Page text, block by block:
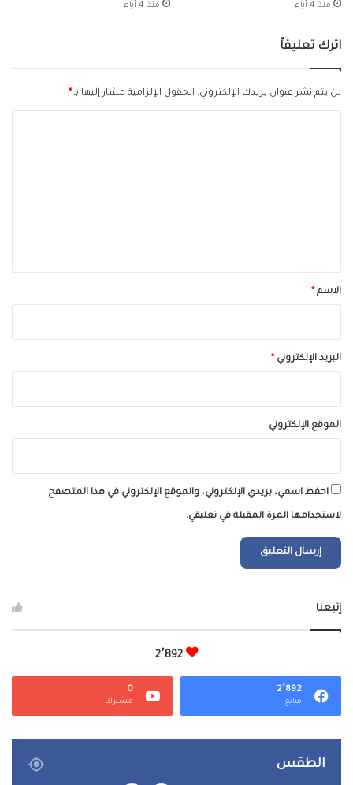
منذ 4 أيام منذ 4 أيام
اترك تعليقاً
لن يتم نشر عنوان بريدك الإلكتروني. الحقول الإلزامية مشار إليها بـ*
*الاسم*
البريد الإلكتروني*
الموقع الإلكتروني
احفظ اسمي، بريدي الإلكتروني، والموقع الإلكتروني في هذا المتصفح
لاستخدامها المرة المقبلة في تعليقي.
إتبعنا
2٬892
2٬892
متابع
0
مشترك
الطقس